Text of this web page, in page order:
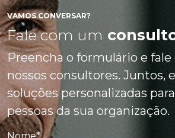
VAMOS CONVERSAR?
Fale com um
Preencha o formulário e
nossos consultores. Juntos,
soluções personalizadas
pessoas da sua organização.